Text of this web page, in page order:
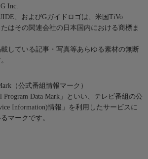
Inc.
、およびGガイドロゴは、米国TiVo
はその関連会社の日本国内における商標ま
している記事・写真等あらゆる素材の無断
（公式番組情報マーク）
Data Mark」といい、テレビ番組の公
Information)情報」を利用したサービスに
マークです。